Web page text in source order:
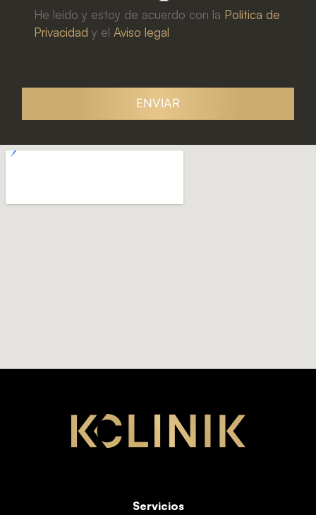
He leído y estoy de acuerdo con la Política de
Privacidad y el Aviso legal
Servicios